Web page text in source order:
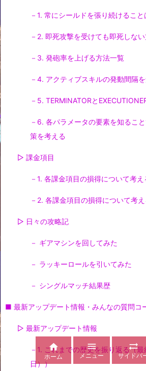
－1. 常にシールドを張り続けること
－2. 即死攻撃を受けても即死しな
－3. 発砲率を上げる方法一覧
－4. アクティブスキルの発動間隔
－5. TERMINATORと
－6. 各パラメータの要素を知るこ
策を考える
▷ 課金項目
－1. 各課金項目の損得について考
－2. 各課金項目の損得について考
▷ 日々の攻略記
－ ギアマシンを回してみた
－ ラッキーロールを引いてみた
－ シングルマッチ結果歴
■ 最新アップデート情報・みんなの質問コ
▷ 最新アップデート情報
－1. これまでの歴史を振り返る（
日））

ホーム

メニュー

サイドバ